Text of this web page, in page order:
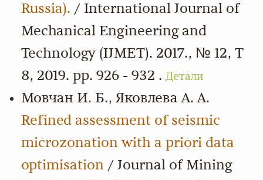
Russia). / International Journal of
Mechanical Engineering and
Technology (IJMET). 2017., № 12, Т
8, 2019. pp. 926 - 932 . Детали
Мовчан И. Б., Яковлева А. А.
Refined assessment of seismic
microzonation with a priori data
optimisation / Journal of Mining